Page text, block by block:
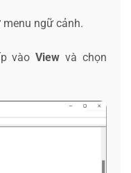
menu ngữ cảnh.
vàoView và chọn